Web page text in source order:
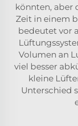
könnten, aber
Zeit in einem
bedeutet vor
Volumen an
viel besser
kleine
Unterschied